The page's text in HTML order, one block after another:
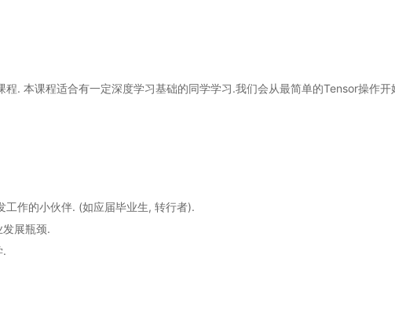
. 本课程适合有一定深度学习基础的同学学习.我们会从最简单的Tensor操作
作的小伙伴. (如应届毕业生, 转行者).
展瓶颈.
.